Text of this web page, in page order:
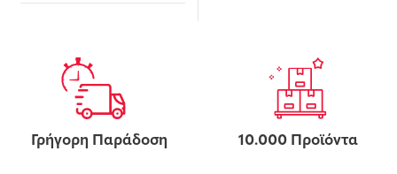
Γρήγορη Παράδοση 10.000 Προϊόντα